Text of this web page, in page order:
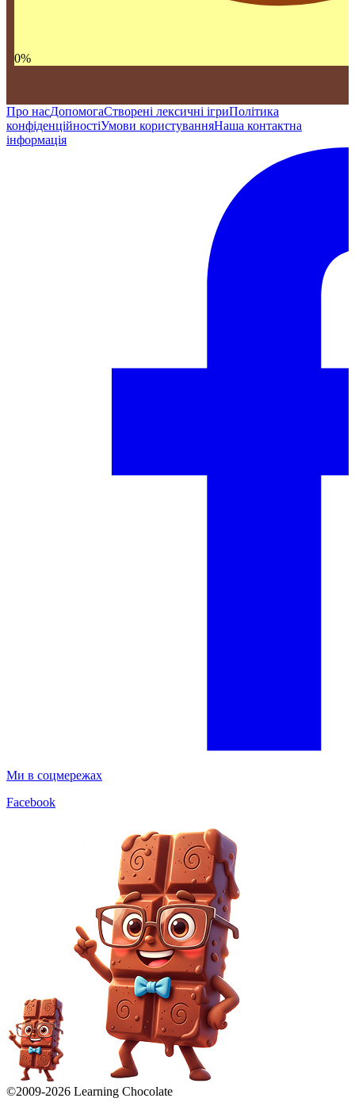
0%
Про насДопомогаСтворені лексичні ігриПолітика
конфіденційностіУмови користуванняНаша контактна
інформація
Ми в соцмережах
Facebook
©2009-2026 Learning Chocolate